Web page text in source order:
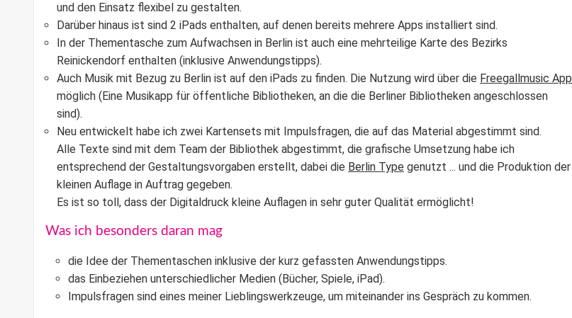
und den Einsatz flexibel zu gestalten.
Darüber hinaus ist sind 2 iPads enthalten, auf denen bereits mehrere Apps installiert sind.
In der Thementasche zum Aufwachsen in Berlin ist auch eine mehrteilige Karte des Bezirks
Reinickendorf enthalten (inklusive Anwendungstipps).
Auch Musik mit Bezug zu Berlin ist auf den iPads zu finden. Die Nutzung wird über die Freegallmusic App
möglich (Eine Musikapp für öffentliche Bibliotheken, an die die Berliner Bibliotheken angeschlossen
sind).
Neu entwickelt habe ich zwei Kartensets mit Impulsfragen, die auf das Material abgestimmt sind.
Alle Texte sind mit dem Team der Bibliothek abgestimmt, die grafische Umsetzung habe ich
entsprechend der Gestaltungsvorgaben erstellt, dabei die Berlin Type genutzt ... und die Produktion der
kleinen Auflage in Auftrag gegeben.
Es ist so toll, dass der Digitaldruck kleine Auflagen in sehr guter Qualität ermöglicht!
Was ich besonders daran mag
die Idee der Thementaschen inklusive der kurz gefassten Anwendungstipps.
das Einbeziehen unterschiedlicher Medien (Bücher, Spiele, iPad).
Impulsfragen sind eines meiner Lieblingswerkzeuge, um miteinander ins Gespräch zu kommen.